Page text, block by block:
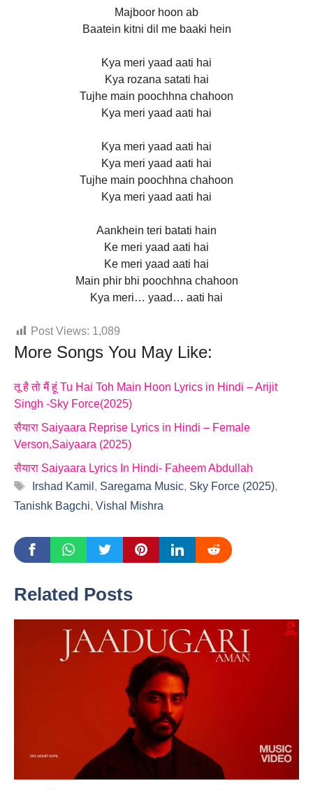
Majboor hoon ab
Baatein kitni dil me baaki hein
Kya meri yaad aati hai
Kya rozana satati hai
Tujhe main poochhna chahoon
Kya meri yaad aati hai
Kya meri yaad aati hai
Kya meri yaad aati hai
Tujhe main poochhna chahoon
Kya meri yaad aati hai
Aankhein teri batati hain
Ke meri yaad aati hai
Ke meri yaad aati hai
Main phir bhi poochhna chahoon
Kya meri… yaad… aati hai
Post Views: 1,089
More Songs You May Like:
तू है तो मैं हूं Tu Hai Toh Main Hoon Lyrics in Hindi – Arijit
Singh -Sky Force(2025)
सैयारा Saiyaara Reprise Lyrics in Hindi – Female
Verson,Saiyaara (2025)
सैयारा Saiyaara Lyrics In Hindi- Faheem Abdullah
Tags
Irshad Kamil , Saregama Music, Sky Force (2025),
Tanishk Bagchi, Vishal Mishra
Related Posts